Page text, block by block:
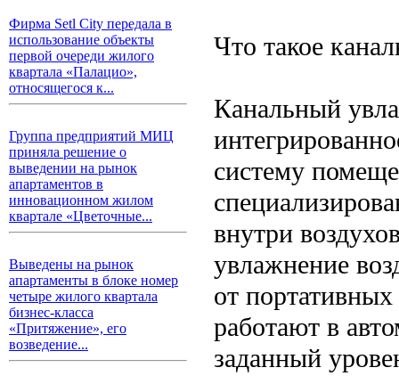
Фирма Setl City передала в
использование объекты
первой очереди жилого
квартала «Палацио»,
относящегося к...
Группа предприятий МИЦ
приняла решение о
выведении на рынок
апартаментов в
инновационном жилом
квартале «Цветочные...
Выведены на рынок
апартаменты в блоке номер
четыре жилого квартала
бизнес-класса
«Притяжение», его
возведение...
Что такое
Канальный
систему
внутри
увлажнение
от
работают в
заданный